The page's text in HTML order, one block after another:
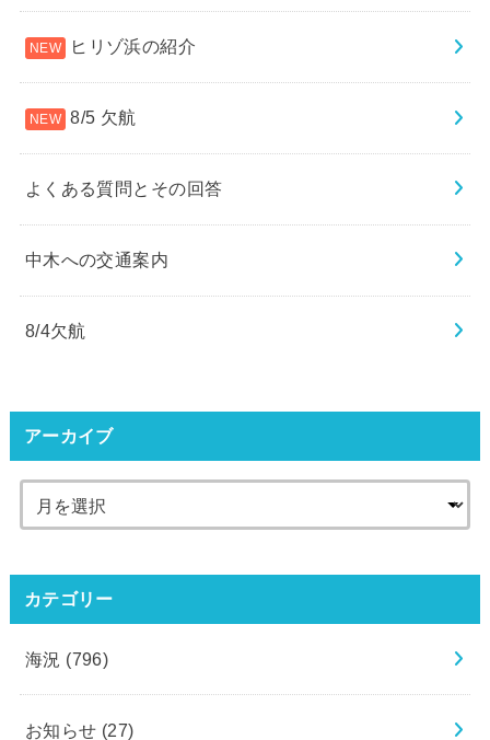
ヒリゾ浜の紹介
8/5 欠航
よくある質問とその回答
中木への交通案内
8/4欠航
アーカイブ
カテゴリー
海況 (796)
お知らせ (27)